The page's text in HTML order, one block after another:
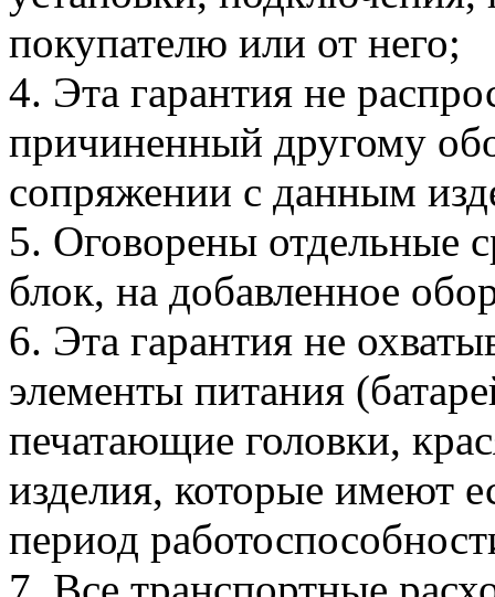
покупателю или от него;
4. Эта гарантия не
причиненный другому
сопряжении с данным
5. Оговорены отдельные
блок, на добавленное
6. Эта гарантия не
элементы питания
печатающие головки,
изделия, которые имеют
период